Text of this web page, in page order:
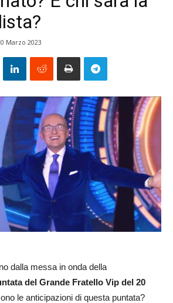
Marzo 2023
dalla messa in onda della
del Grande Fratello Vip del 20
le anticipazioni di questa puntata?